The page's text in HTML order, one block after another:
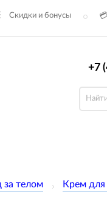
Скидки и бонусы
+7
за телом Крем для